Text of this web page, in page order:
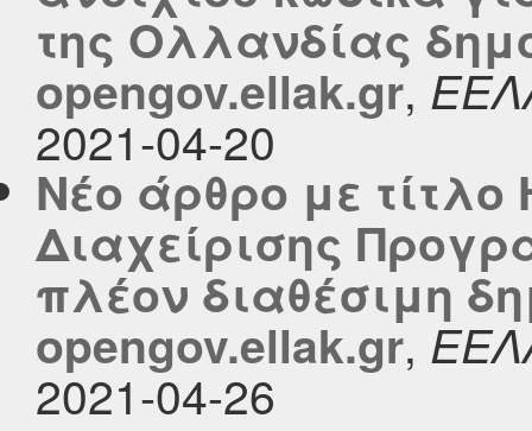
της Ολλανδίας
opengov.ellak.gr,
2021-04-20
Νέο άρθρο με
Διαχείρισης
πλέον διαθέσιμη
opengov.ellak.gr,
2021-04-26